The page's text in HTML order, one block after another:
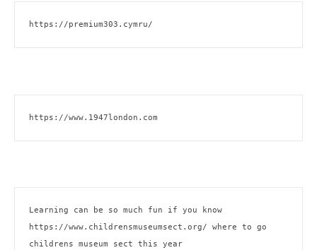
https://premium303.cymru/
https://www.1947london.com
https://www.childrensmuseumsect.org/ where to go
childrens museum sect this year